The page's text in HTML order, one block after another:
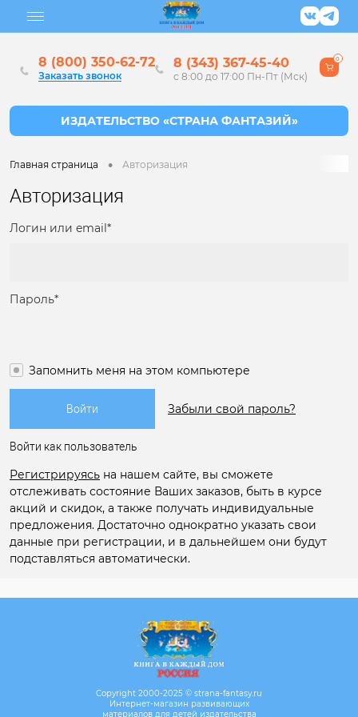
8 (800) 350-62-72
Заказать звонок
8 (343) 367-45-40
с 8:00 до 17:00 Пн-Пт (Мск)
0
Главная страница • Авторизация
Авторизация
Логин или email*
Пароль*
Запомнить меня на этом компьютере
Забыли свой пароль?
Войти как пользователь
Регистрируясь на нашем сайте, вы сможете
отслеживать состояние Ваших заказов, быть в курсе
акций и скидок, а также получать индивидуальные
предложения. Достаточно однократно указать свои
данные при регистрации, и в дальнейшем они будут
подставляться автоматически.
Copyright 2000-2025 © strana-fantasy.ru
Интернет-магазин развивающих
материалов для детей издательства